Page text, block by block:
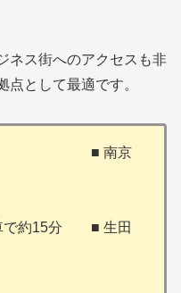
ネス街へのアクセスも非
として最適です。
15分 ■ 南京
で約15分 ■ 生田